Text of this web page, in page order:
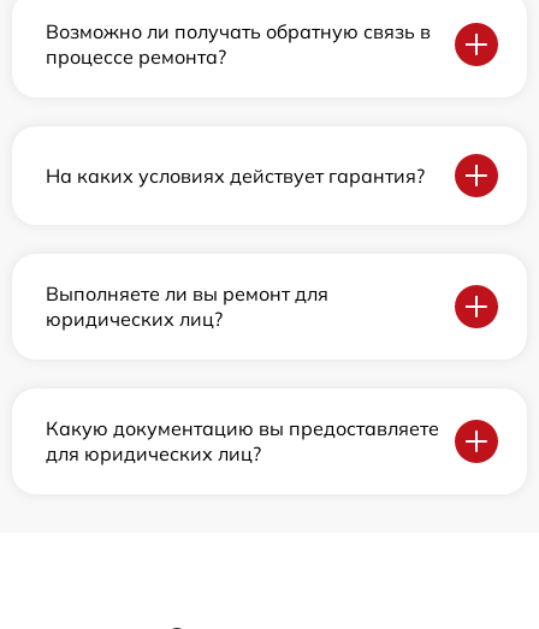
Возможно ли получать обратную связь в
процессе ремонта?
На каких условиях действует гарантия?
Выполняете ли вы ремонт для
юридических лиц?
Какую документацию вы предоставляете
для юридических лиц?